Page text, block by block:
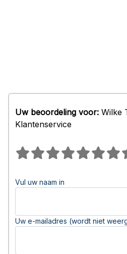
Uw beoordeling voor: Wilke
Klantenservice
Vul uw naam in
Uw e-mailadres (wordt niet